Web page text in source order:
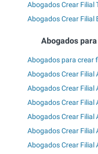
Abogados Crear Filial
Abogados Crear Filial
Abogados
Abogados para crear
Abogados Crear Filial
Abogados Crear Filial
Abogados Crear Filial
Abogados Crear Filial
Abogados Crear Filial
Abogados Crear Filial